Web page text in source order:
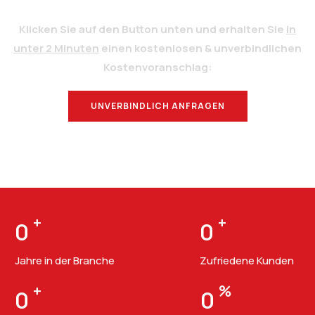
Klicken Sie auf den Button unten und erhalten Sie in
unter 2 Minuten einen kostenlosen & unverbindlichen
Kostenvoranschlag:
UNVERBINDLICH ANFRAGEN
0 +
Jahre in der Branche
0 +
Zufriedene Kunden
0 + 0 %